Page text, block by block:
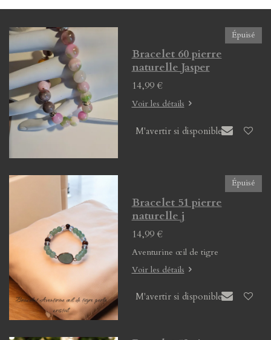
e
e
e
e
Épuisé
Bracelet 60 pierre
naturelle Jasper
14,99 €
Voir les détails
M'avertir si disponible
Épuisé
Bracelet 51 pierre
naturelle j
14,99 €
Aventurine œil de tigre
Voir les détails
M'avertir si disponible